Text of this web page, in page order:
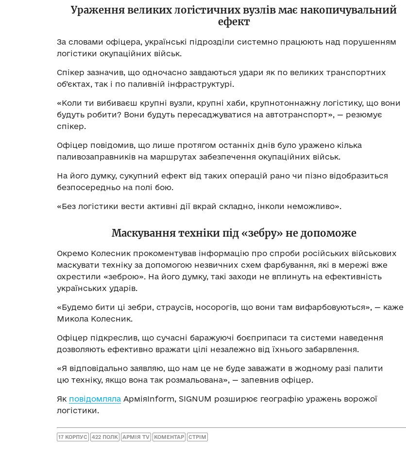
Ураження великих логістичних вузлів має накопичувальний
ефект
За словами офіцера, українські підрозділи системно працюють над порушенням
логістики окупаційних військ.
Спікер зазначив, що одночасно завдаються удари як по великих транспортних
об’єктах, так і по паливній інфраструктурі.
«Коли ти вибиваєш крупні вузли, крупні хаби, крупнотоннажну логістику, що вони
будуть робити? Вони будуть пересаджуватися на автотранспорт», — резюмує
спікер.
Офіцер повідомив, що лише протягом останніх днів було уражено кілька
паливозаправників на маршрутах забезпечення окупаційних військ.
На його думку, сукупний ефект від таких операцій рано чи пізно відобразиться
безпосередньо на полі бою.
«Без логістики вести активні дії вкрай складно, інколи неможливо».
Маскування техніки під «зебру» не допоможе
Окремо Колесник прокоментував інформацію про спроби російських військових
маскувати техніку за допомогою незвичних схем фарбування, які в мережі вже
охрестили «зеброю». На його думку, такі заходи не вплинуть на ефективність
українських ударів.
«Будемо бити ці зебри, страусів, носорогів, що вони там вифарбовуються», — каже
Микола Колесник.
Офіцер підкреслив, що сучасні баражуючі боєприпаси та системи наведення
дозволяють ефективно вражати цілі незалежно від їхнього забарвлення.
«Я відповідально заявляю, що нам це не буде заважати в жодному разі палити
цю техніку, якщо вона так розмальована», — запевнив офіцер.
Як повідомляла АрміяInform, SIGNUM розширює географію уражень ворожої
логістики.
17 КОРПУС 422 ПОЛК АРМІЯ TV КОМЕНТАР СТРІМ